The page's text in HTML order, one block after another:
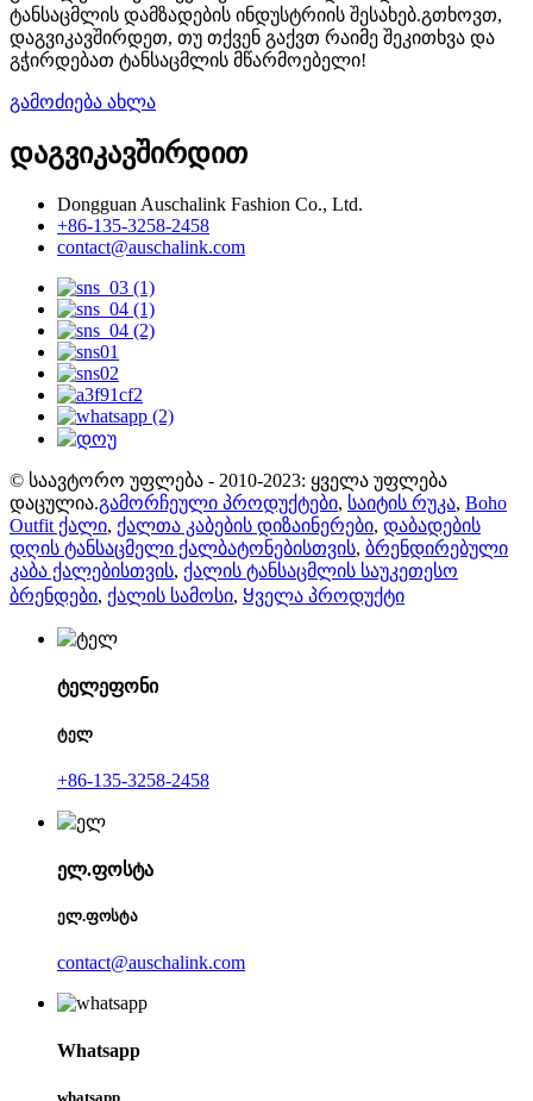
ტანსაცმლის დამზადების ინდუსტრიის შესახებ.გთხოვთ,
დაგვიკავშირდეთ, თუ თქვენ გაქვთ რაიმე შეკითხვა და
გჭირდებათ ტანსაცმლის მწარმოებელი!
გამოძიება ახლა
დაგვიკავშირდით
Dongguan Auschalink Fashion Co., Ltd.
+86-135-3258-2458
contact@auschalink.com
© საავტორო უფლება - 2010-2023: ყველა უფლება
დაცულია.გამორჩეული პროდუქტები, საიტის რუკა, Boho
Outfit ქალი, ქალთა კაბების დიზაინერები, დაბადების
დღის ტანსაცმელი ქალბატონებისთვის, ბრენდირებული
კაბა ქალებისთვის, ქალის ტანსაცმლის საუკეთესო
ბრენდები, ქალის სამოსი, Ყველა პროდუქტი
ტელეფონი
ტელ
+86-135-3258-2458
ელ.ფოსტა
ელ.ფოსტა
contact@auschalink.com
Whatsapp
whatsapp